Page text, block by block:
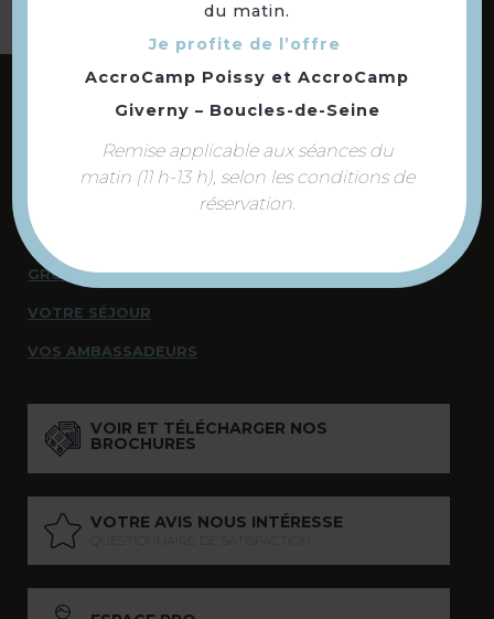
NOUS CONTACTER
INCONTOURNABLES
GROUPES
VOTRE SÉJOUR
VOS AMBASSADEURS
VOIR ET TÉLÉCHARGER NOS
BROCHURES
VOTRE AVIS NOUS INTÉRESSE
du matin.
Je profite de l’offre
AccroCamp Poissy et AccroCamp
Giverny – Boucles-de-Seine
Remise applicable aux séances du
matin (11 h-13 h), selon les conditions de
réservation.